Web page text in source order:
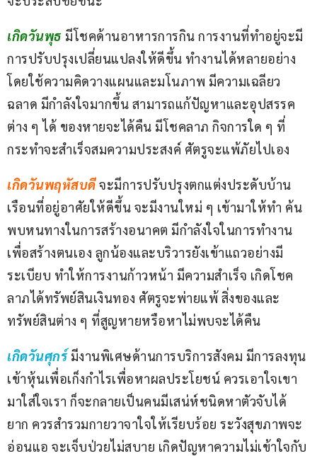
เกิดวันพุธ มีโชคด้านอาหารการกิน การงานที่ทำอยู่จะมี
การปรับปรุงเปลี่ยนแปลงให้ดีขึ้น ทำงานได้หลายอย่าง
โดยใช้ความคิดวางแผนและมโนภาพ มีความเฉลียว
ฉลาด มีกำลังใจมากขึ้น สามารถแก้ปัญหาและอุปสรรค
ต่าง ๆ ได้ ของหายจะได้คืน มีโชคลาภ กิจการใด ๆ ที่
กระทำจะสำเร็จสมความประสงค์ ศัตรูจะแพ้ภัยไปเอง
เกิดวันพฤหัสบดีจะมีการปรับปรุงตกแต่งประดับบ้าน
เรือนที่อยู่อาศัยให้ดีขึ้น จะมีงานใหม่ ๆ เข้ามาให้ทำ ค้น
พบหนทางในการสร้างอนาคต มีกำลังใจในการทำงาน
เพื่อสร้างตนเอง ลูกน้องและบริวารยังเข้าแถวอย่างมี
ระเบียบ ทำให้การงานก้าวหน้า มีความสำเร็จ เกิดโชค
ลาภได้ทรัพย์สินเงินทอง ศัตรูจะพ่ายแพ้ สิ่งของและ
ทรัพย์สินต่าง ๆ ที่สูญหายหรือหาไม่พบจะได้คืน
เกิดวันศุกร์ มีงานพิเศษด้านการบริการสังคม มีการลงทุน
เข้าหุ้นเพื่อเก็งกำไรเพื่อหาผลประโยชน์ ควรเอาใจเขา
มาใส่ใจเรา ก็จะกลายเป็นคนมีเสน่ห์ชนิดหาตัวจับได้
ยาก ควรสำรวมกายวาจาใจให้เรียบร้อย ระวังสุขภาพจะ
อ่อนแอ จะเจ็บป่วยไม่สบาย เกิดปัญหาความไม่เข้าใจกับ